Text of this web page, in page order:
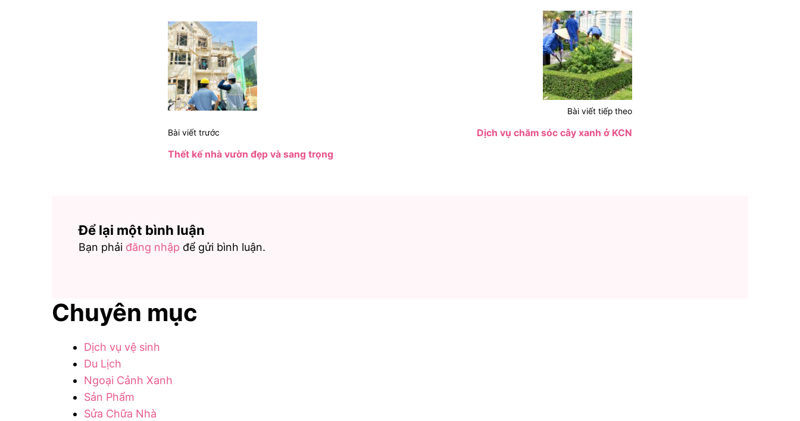
Điều
hướng
bài
viết
Bài viết trước
Thết kế nhà vườn đẹp và sang trọng
Bài viết tiếp theo
Dịch vụ chăm sóc cây xanh ở KCN
Để lại một bình luận
Bạn phải đăng nhập để gửi bình luận.
Chuyên mục
Dịch vụ vệ sinh
Du Lịch
Ngoại Cảnh Xanh
Sản Phẩm
Sửa Chữa Nhà